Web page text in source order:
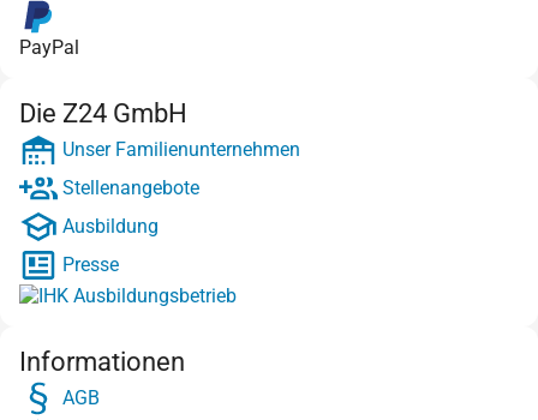
PayPal
Die Z24 GmbH
Unser Familienunternehmen
Stellenangebote
Ausbildung
Presse
Informationen
AGB